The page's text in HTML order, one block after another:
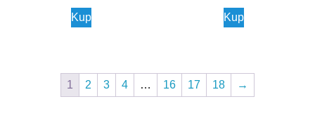
Kup Kup
1 2 3 4 … 16 17 18 →